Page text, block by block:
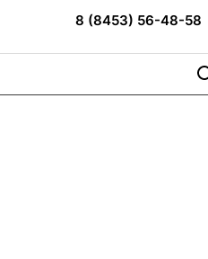
8 (8453) 56-48-58